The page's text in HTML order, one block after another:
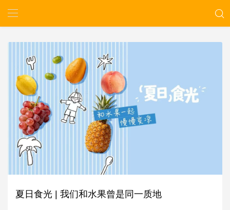
夏日食光 | 我们和水果曾是同一质地